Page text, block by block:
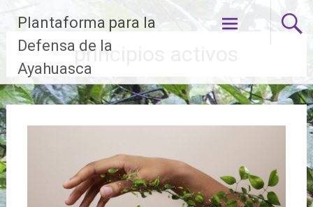
contenido
Plantaforma para la
Defensa de la
Ayahuasca
principios activos